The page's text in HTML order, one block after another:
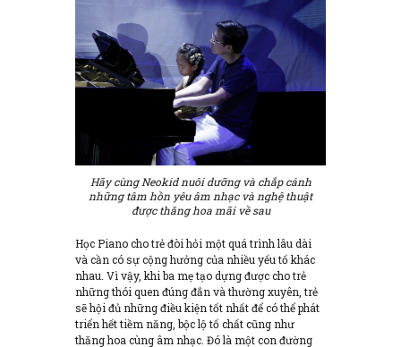
Hãy cùng Neokid nuôi dưỡng và chắp cánh
những tâm hồn yêu âm nhạc và nghệ thuật
được thăng hoa mãi về sau
Học Piano cho trẻ đòi hỏi một quá trình lâu dài
và cần có sự cộng hưởng của nhiều yếu tố khác
nhau. Vì vậy, khi ba mẹ tạo dựng được cho trẻ
những thói quen đúng đắn và thường xuyên, trẻ
sẽ hội đủ những điều kiện tốt nhất để có thể phát
triển hết tiềm năng, bộc lộ tố chất cũng như
thăng hoa cùng âm nhạc. Đó là một con đường